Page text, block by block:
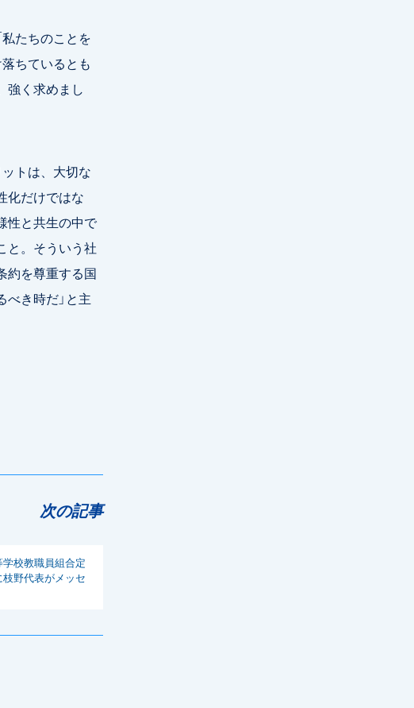
たちのことを
ちているとも
強く求めまし
トは、大切な
化だけではな
性と共生の中で
と。そういう社
約を尊重する国
き時だ」と主
次の記事
学校教職員組合定
野代表がメッセ